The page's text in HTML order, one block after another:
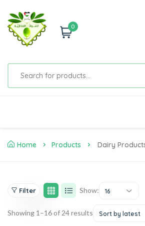
0
Home Products
Filter Show: 16
Showing 1–16 of 24 results Sort by latest